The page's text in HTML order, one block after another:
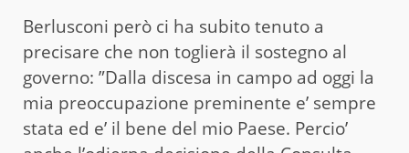
Berlusconi però ci ha subito tenuto a
precisare che non toglierà il sostegno al
governo: ”Dalla discesa in campo ad oggi la
mia preoccupazione preminente e’ sempre
stata ed e’ il bene del mio Paese. Percio’